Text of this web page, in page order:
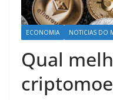
ECONOMIA NOTICIAS DO
Qual